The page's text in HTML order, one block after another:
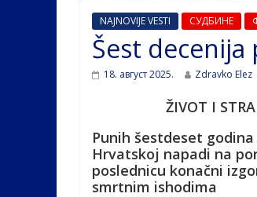
NAJNOVIJE VESTI СУДБИНЕ
Šest decenija
18. август 2025. Zdravko Elez
ŽIVOT I
Punih šestdeset
Hrvatskoj napadi na
poslednicu konačni
smrtnim ishodima